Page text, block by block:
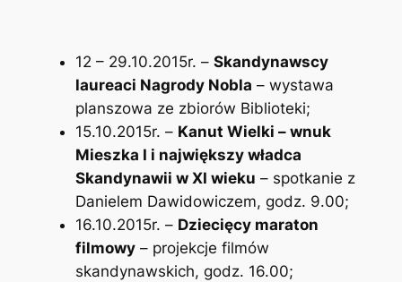
12 – 29.10.2015r. – Skandynawscy
laureaci Nagrody Nobla – wystawa
planszowa ze zbiorów Biblioteki;
15.10.2015r. – Kanut Wielki – wnuk
Mieszka I i największy władca
Skandynawii w XI wieku – spotkanie z
Danielem Dawidowiczem, godz. 9.00;
16.10.2015r. – Dziecięcy maraton
filmowy– projekcje filmów
skandynawskich, godz. 16.00;